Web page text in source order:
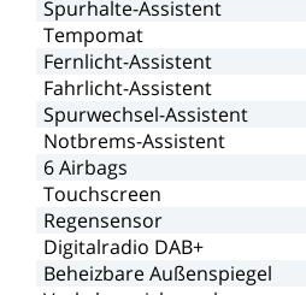
Spurhalte-Assistent
Tempomat
Fernlicht-Assistent
Fahrlicht-Assistent
Spurwechsel-Assistent
Notbrems-Assistent
6Airbags
Touchscreen
Regensensor
Digitalradio DAB+
BeheizbareAußenspiegel